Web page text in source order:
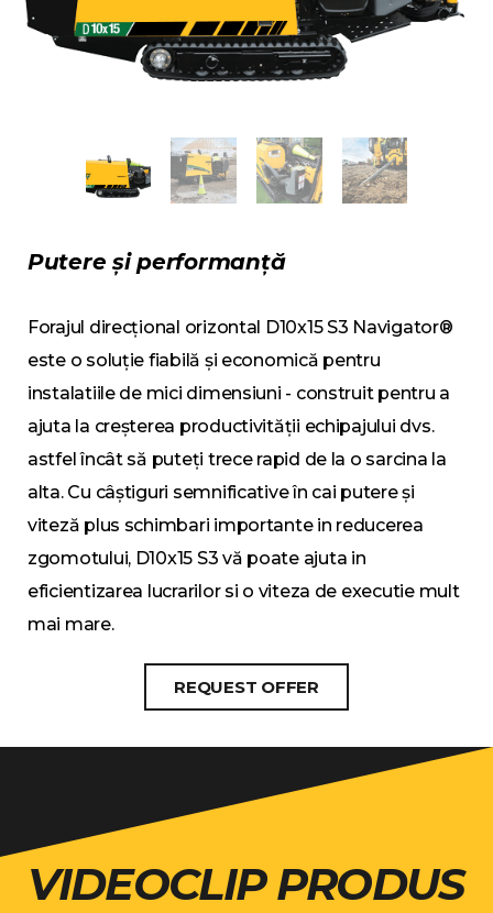
Putere și performanță
Forajul direcțional orizontal D10x15 S3 Navigator®
este o soluție fiabilă și economică pentru
instalatiile de mici dimensiuni - construit pentru a
ajuta la creșterea productivității echipajului dvs.
astfel încât să puteți trece rapid de la o sarcina la
alta. Cu câștiguri semnificative în cai putere și
viteză plus schimbari importante in reducerea
zgomotului, D10x15 S3 vă poate ajuta in
eficientizarea lucrarilor si o viteza de executie mult
mai mare.
REQUEST OFFER
VIDEOCLIP PRODUS